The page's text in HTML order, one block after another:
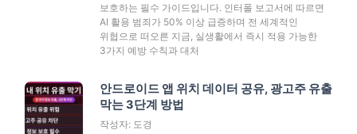
보호하는 필수 가이드입니다. 인터폴 보고서에 따르면
AI 활용 범죄가 50% 이상 급증하며 전 세계적인
위협으로 떠오른 지금, 실생활에서 즉시 적용 가능한
3가지 예방 수칙과 대처
안드로이드 앱 위치 데이터 공유, 광고주 유출
막는 3단계 방법
작성자: 도경